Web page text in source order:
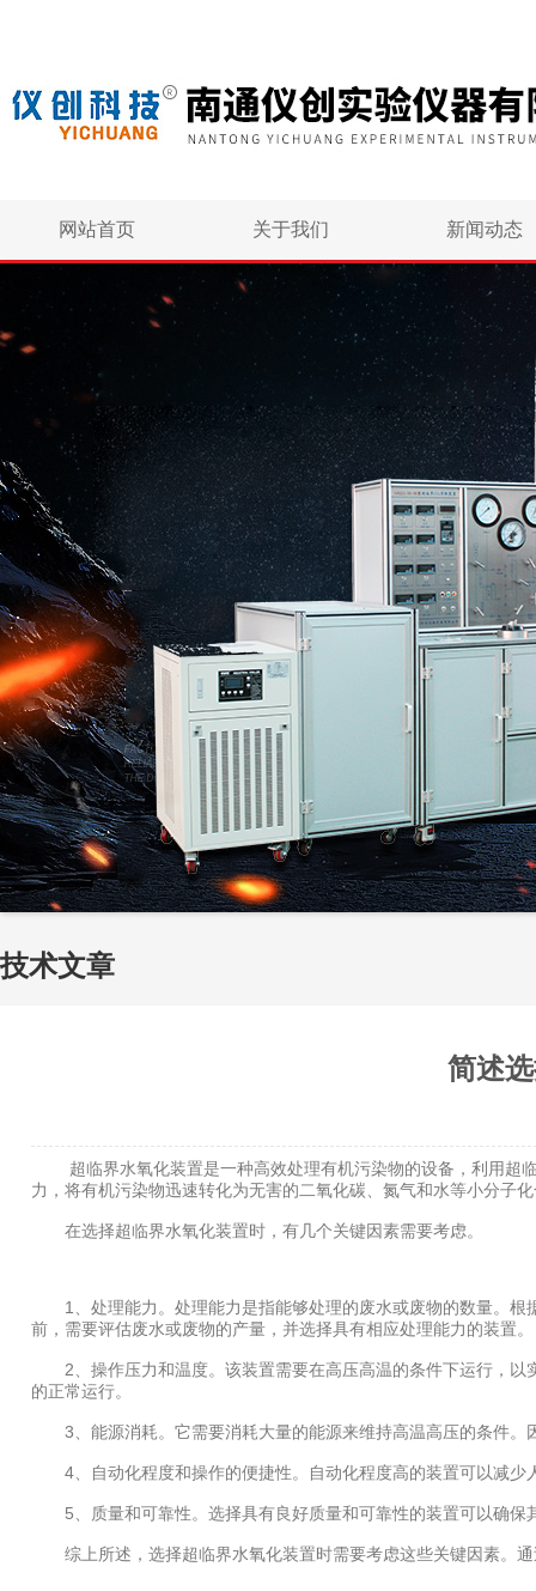
网站首页 关于我们 新闻动态
技术文章
简述
超临界水氧化装置是一种高效处理有机污染物的设备，利用超临
力，将有机污染物迅速转化为无害的二氧化碳、氮气和水等小分子
在选择超临界水氧化装置时，有几个关键因素需要考虑。
1、处理能力。处理能力是指能够处理的废水或废物的数量。根
前，需要评估废水或废物的产量，并选择具有相应处理能力的装置。
2、操作压力和温度。该装置需要在高压高温的条件下运行，以
的正常运行。
3、能源消耗。它需要消耗大量的能源来维持高温高压的条件。
4、自动化程度和操作的便捷性。自动化程度高的装置可以减少
5、质量和可靠性。选择具有良好质量和可靠性的装置可以确保
综上所述，选择超临界水氧化装置时需要考虑这些关键因素。通